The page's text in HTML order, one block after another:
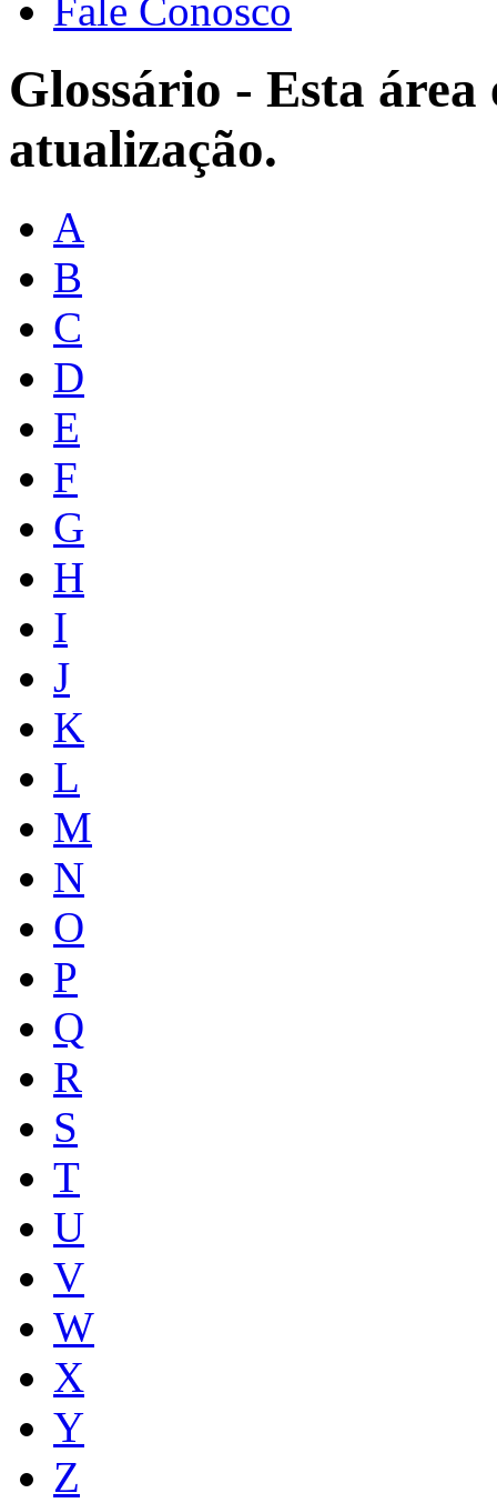
Fale Conosco
Glossário - Esta área
atualização.
A
B
C
D
E
F
G
H
I
J
K
L
M
N
O
P
Q
R
S
T
U
V
W
X
Y
Z